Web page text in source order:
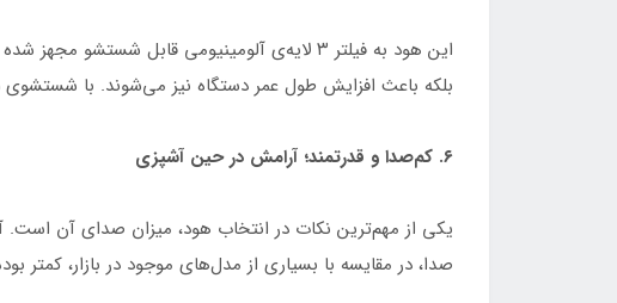
این هود به فیلتر ۳ لایه‌ی آلومینیومی قابل
بلکه باعث افزایش طول عمر دستگاه نیز می‌شوند. با شستشوی
۶. کم‌صدا و قدرتمند؛ آرامش در حین آشپزی
صدا، در مقایسه با بسیاری از مدل‌های موجود در بازار،